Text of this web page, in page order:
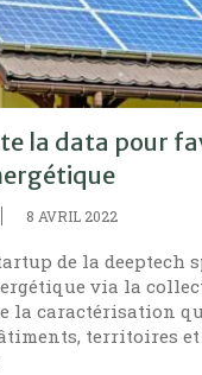
la data pour
8 AVRIL 2022
de la deeptech
via la
la caractérisation
territoires et